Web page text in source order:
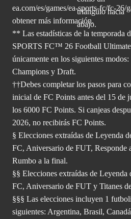
ea.com/es/games/ea-sports-fc/fc-26/
obtenermás información.
** Las estadísticas de la temporada
SPORTS FC™ 26 Football
únicamente en los siguientes
Champions y Draft.
††Debes completar los pasos para
inicial de FC Points antes del 15 de
los 6000 FC Points. Si canjeas
2026, no recibirás FC Points.
§ Elecciones extraídas de Leyenda
FC, Aniversario de FUT, Responde
Rumbo a la final.
§§ Elecciones extraídas de Leyenda
FC, Aniversario de FUT y Titanes
§§§ Las elecciones incluyen 1
siguientes: Argentina, Brasil,